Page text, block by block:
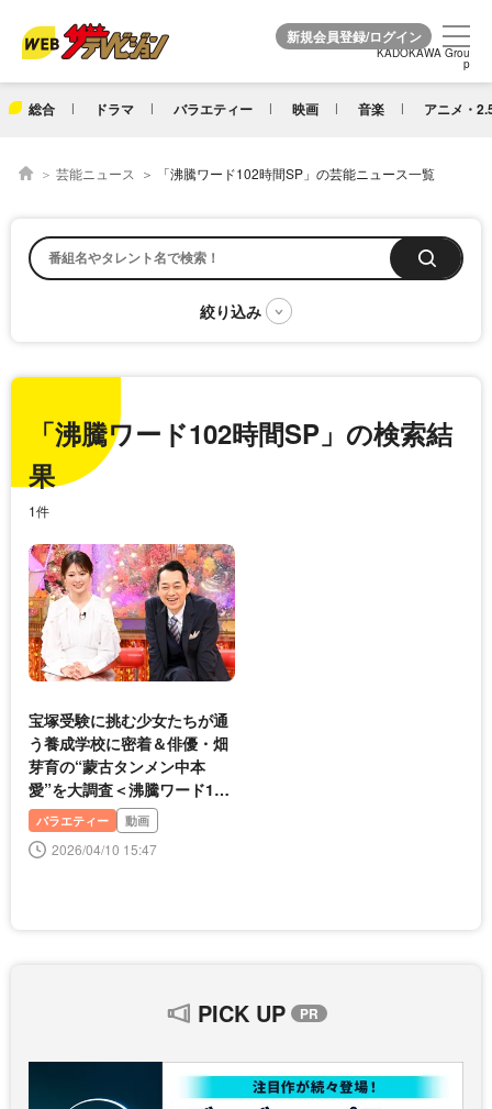
KADOKAWA Grou
p
総合 ドラマ バラエティー 映画 音楽 アニメ・
KADOKAWA Grou
p
芸能ニュース 「沸騰ワード102時間SP」の芸能ニュース一覧
「沸騰ワード102時間SP」の検索結
果
1件
宝塚受験に挑む少女たちが通
う養成学校に密着＆俳優・畑
芽育の“蒙古タンメン中本
愛”を大調査＜沸騰ワード10
2時間SP＞
バラエティー 動画
2026/04/10 15:47
PICK UP